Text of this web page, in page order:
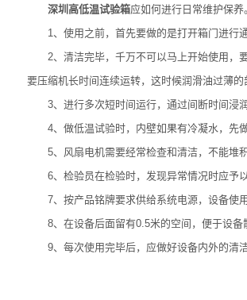
深圳高低温试验箱应如何进行日常维护保养
1、使用之前，首先要做的是打开箱门进行通
2、清洁完毕，千万不可以马上开始使用，要
要压缩机长时间连续运转，这时候润滑油过薄的
3、进行多次短时间运行，通过间断时间浸润
4、做低温试验时，内壁如果有冷凝水，先做
5、风扇电机需要经常检查和清洁，不能堆积
6、检验员在检验时，发现异常情况时应予以
7、按产品铭牌要求供给系统电源，设备使用
8、在设备后面留有0.5米的空间，便于设备
9、每次使用完毕后，应做好设备内外的清洁